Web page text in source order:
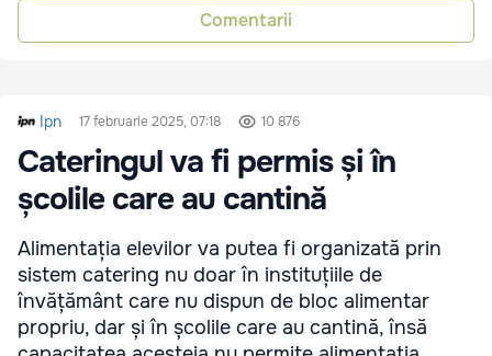
Comentarii
Ipn 17 februarie 2025, 07:18 10 876
Cateringul va fi permis și în
școlile care au cantină
Alimentația elevilor va putea fi organizată prin
sistem catering nu doar în instituțiile de
învățământ care nu dispun de bloc alimentar
propriu, dar și în școlile care au cantină, însă